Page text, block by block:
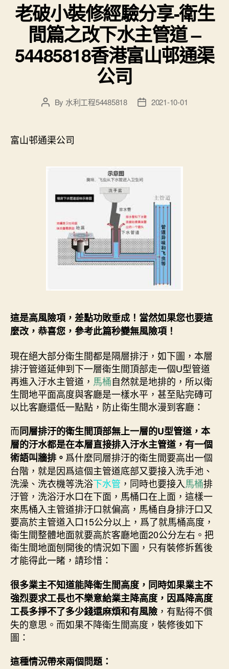
老破小裝修經驗分享-衛生
間篇之改下水主管道 –
54485818香港富山邨通渠
公司
PostBy 水利工程54485818
Post2021-10-01
富山邨通渠公司
這是高風險項，差點功敗垂成！當然如果您也要這
麼改，恭喜您，參考此篇秒變無風險項！
現在絕大部分衛生間都是隔層排汙，如下圖，本層
排汙管道延伸到下一層衛生間頂部走一個U型管道
再進入汙水主管道， 馬桶自然就是地排的，所以衛
生間地平面高度與客廳是一樣水平，甚至貼完磚可
以比客廳還低一點點，防止衛生間水漫到客廳：
而同層排汙的衛生間頂部無上一層的U型管道，本
層的汙水都是在本層直接排入汙水主管道，有一個
術語叫牆排。 爲什麼同層排汙的衛生間要高出一個
台階，就是因爲這個主管道底部又要接入洗手池、
洗澡、洗衣機等洗浴下水管 ，同時也要接入馬桶排
汙管，洗浴汙水口在下面，馬桶口在上面，這樣一
來馬桶入主管道排汙口就偏高，馬桶自身排汙口又
要高於主管道入口15公分以上，爲了就馬桶高度，
衛生間整體地面就要高於客廳地面20公分左右。把
衛生間地面刨開後的情況如下圖，只有裝修拆舊後
才能得此一睹，請珍惜：
很多業主不知道能降衛生間高度，同時如果業主不
強烈要求工長也不樂意給業主降高度，因爲降高度
工長多掙不了多少錢還麻煩和有風險 ，有點得不償
失的意思。而如果不降衛生間高度，裝修後如下
圖：
這種情況帶來兩個問題：